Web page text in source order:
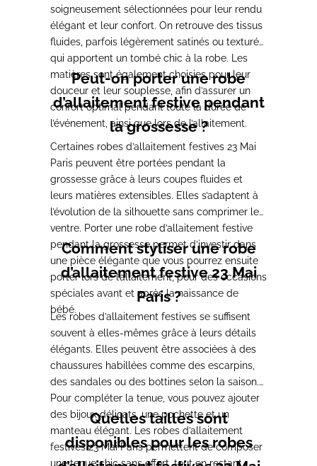
soigneusement sélectionnées pour leur rendu
élégant et leur confort. On retrouve des tissus
fluides, parfois légèrement satinés ou texturés,
qui apportent un tombé chic à la robe. Les
matières sont également choisies pour leur
douceur et leur souplesse, afin d’assurer un
confort optimal pendant toute la durée de
l’événement, ainsi que lors de l’allaitement.
Peut-on porter une robe
d’allaitement festive pendant
la grossesse ?
Certaines robes d’allaitement festives 23 Mai
Paris peuvent être portées pendant la
grossesse grâce à leurs coupes fluides et
leurs matières extensibles. Elles s’adaptent à
l’évolution de la silhouette sans comprimer le
ventre. Porter une robe d’allaitement festive
pendant la grossesse permet d’investir dans
une pièce élégante que vous pourrez ensuite
porter lors de l’allaitement, pour des occasions
spéciales avant et après la naissance de
bébé.
Comment styliser une robe
d’allaitement festive 23 Mai
Paris ?
Les robes d’allaitement festives se suffisent
souvent à elles-mêmes grâce à leurs détails
élégants. Elles peuvent être associées à des
chaussures habillées comme des escarpins,
des sandales ou des bottines selon la saison.
Pour compléter la tenue, vous pouvez ajouter
des bijoux délicats, une pochette et un
manteau élégant. Les robes d’allaitement
festives 23 Mai Paris permettent de composer
une tenue chic sans effort, tout en restant
Quelles tailles sont
disponibles pour les robes